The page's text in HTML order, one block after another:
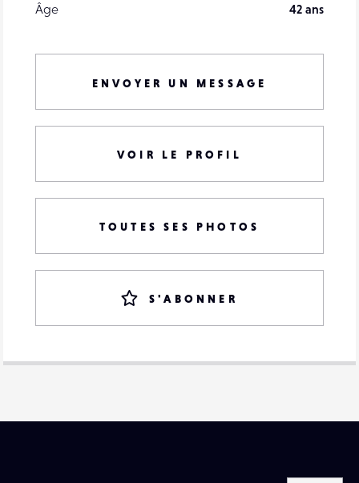
Âge
42 ans
ENVOYER UN MESSAGE
VOIR LE PROFIL
TOUTES SES PHOTOS
S'ABONNER